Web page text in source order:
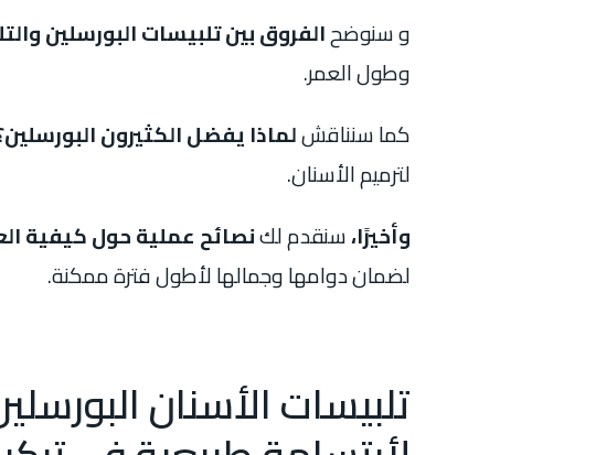
و سنوضحالفروق بين تلبيسات البورسلين
وطول العمر.
كما سنناقشلماذا يفضل الكثيرون
لترميم الأسنان.
وأخيرًا،سنقدم لكنصائح عملية حول كيفية
لضمان دوامها وجمالها لأطول فترة ممكنة.
تلبيسات الأسنان